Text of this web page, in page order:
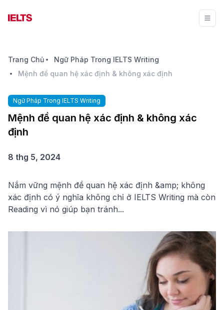
Trang Chủ
Ngữ Pháp Trong IELTS Writing
Mệnh đề quan hệ xác định & không xác định
Ngữ Pháp Trong IELTS Writing
Mệnh đề quan hệ xác định & không xác
định
8 thg 5, 2024
Nắm vững mệnh đề quan hệ xác định &amp; không
xác định có ý nghĩa không chỉ ở IELTS Writing mà còn
Reading vì nó giúp bạn tránh...